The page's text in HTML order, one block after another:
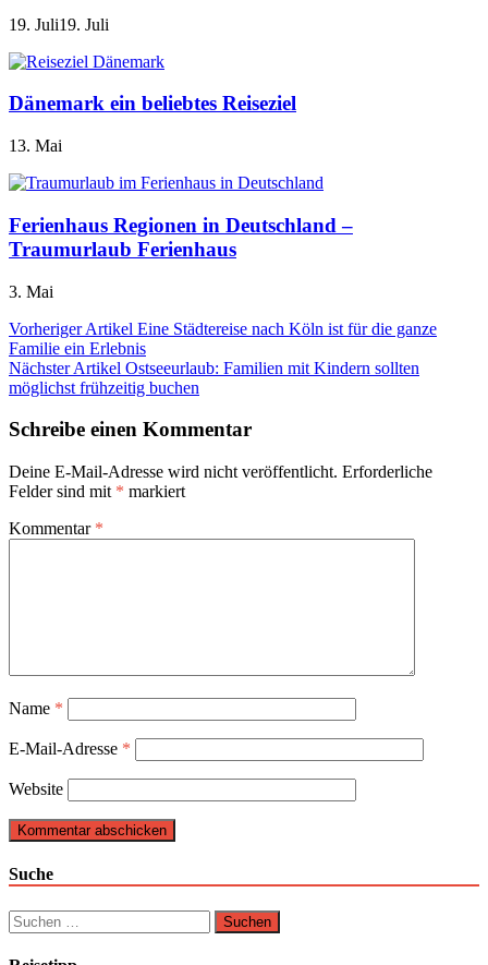
19. Juli19. Juli
Dänemark ein beliebtes Reiseziel
13. Mai
Ferienhaus Regionen in Deutschland –
Traumurlaub Ferienhaus
3. Mai
Beitragsnavigation
Vorheriger Artikel Eine Städtereise nach Köln ist für die ganze
Familie ein Erlebnis
Nächster Artikel Ostseeurlaub: Familien mit Kindern sollten
möglichst frühzeitig buchen
Schreibe einen Kommentar
Deine E-Mail-Adresse wird nicht veröffentlicht. Erforderliche
Felder sind mit * markiert
Kommentar *
Name *
E-Mail-Adresse *
Website
Suche
Suchen
nach: